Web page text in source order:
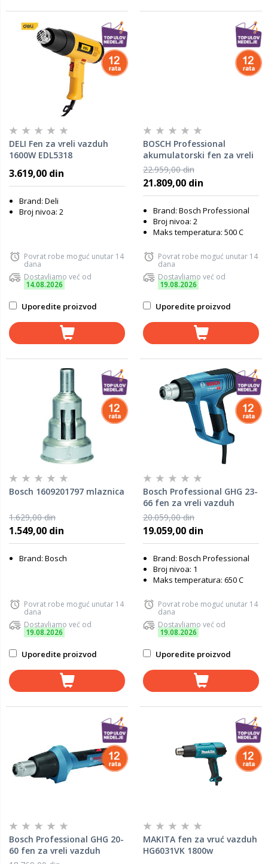
DELI Fen za vreli vazduh
1600W EDL5318
3.619,00 din
Brand: Deli
Broj nivoa: 2
Povrat robe moguć unutar 14
dana
Dostavljamo već od
14.08.2026
Uporedite proizvod
BOSCH Professional
akumulatorski fen za vreli
vazduh GHG 18V-5, L-Boxx
06012A6501
22.959,00 din
21.809,00 din
Brand: Bosch Professional
Broj nivoa: 2
Maks temperatura: 500 C
Povrat robe moguć unutar 14
dana
Dostavljamo već od
19.08.2026
Uporedite proizvod
Bosch 1609201797 mlaznica
1.629,00 din
1.549,00 din
Brand: Bosch
Povrat robe moguć unutar 14
dana
Dostavljamo već od
19.08.2026
Uporedite proizvod
Bosch Professional GHG 23-
66 fen za vreli vazduh
06012A6300
20.059,00 din
19.059,00 din
Brand: Bosch Professional
Broj nivoa: 1
Maks temperatura: 650 C
Povrat robe moguć unutar 14
dana
Dostavljamo već od
19.08.2026
Uporedite proizvod
Bosch Professional GHG 20-
60 fen za vreli vazduh
MAKITA fen za vruć vazduh
HG6031VK 1800w